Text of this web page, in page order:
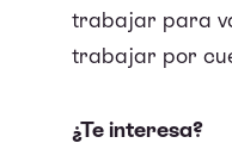
trabajar para
trabajar por
¿Te interesa?